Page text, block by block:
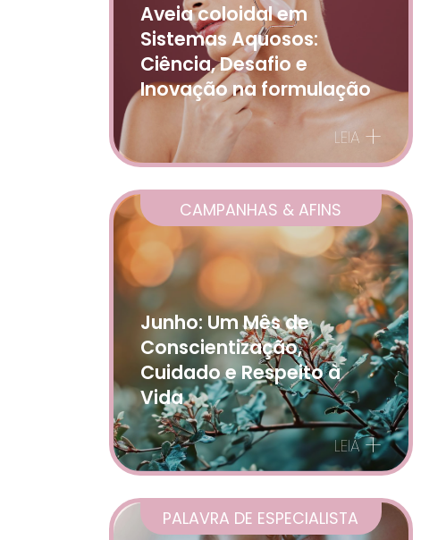
Aveia coloidal em
Sistemas Aquosos:
Ciência, Desafio e
Inovação na formulação
LEIA +
CAMPANHAS & AFINS
Junho: Um Mês de
Conscientização,
Cuidado e Respeito à
Vida
LEIA +
PALAVRA DE ESPECIALISTA